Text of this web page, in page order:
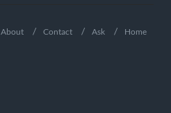
Home
Ask
Contact
About